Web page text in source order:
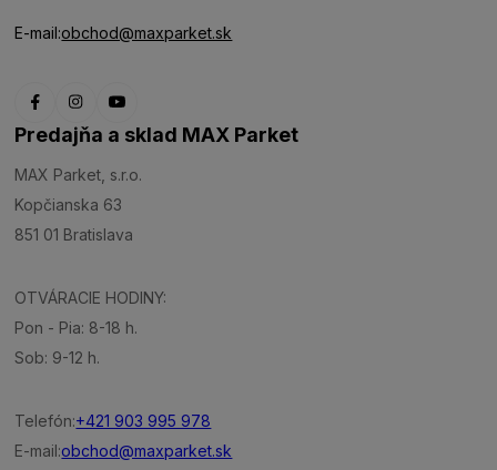
E-mail:obchod@maxparket.sk
Predajňa a sklad MAX Parket
MAX Parket, s.r.o.
Kopčianska 63
851 01 Bratislava
OTVÁRACIE HODINY:
Pon - Pia: 8-18 h.
Sob: 9-12 h.
Telefón:+421 903 995 978
E-mail:obchod@maxparket.sk